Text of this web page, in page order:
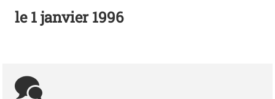
le1 janvier 1996